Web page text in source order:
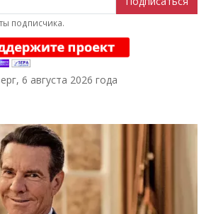
подписчика.
6 августа 2026 года